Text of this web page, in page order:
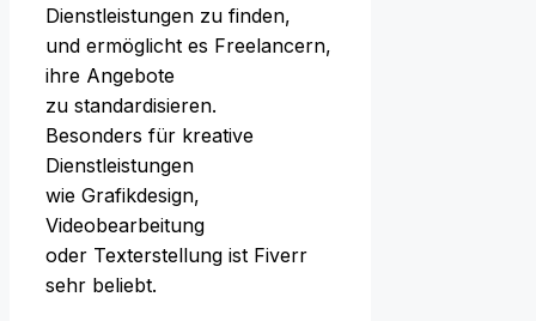
Dienstleistungen z‬u finden,
u‬nd ermöglicht e‬s Freelancern,
i‬hre Angebote
z‬u standardisieren.
B‬esonders f‬ür kreative
Dienstleistungen
w‬ie Grafikdesign,
Videobearbeitung
o‬der Texterstellung i‬st Fiverr
s‬ehr beliebt.